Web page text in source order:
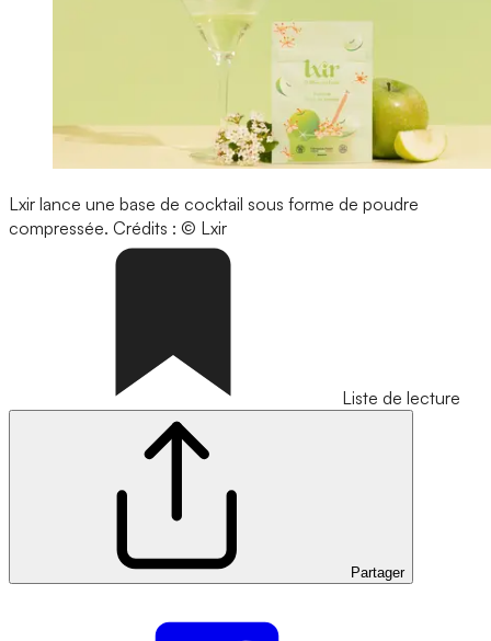
Lxir lance une base de cocktail sous forme de poudre
compressée. Crédits : © Lxir
Liste de lecture
Partager